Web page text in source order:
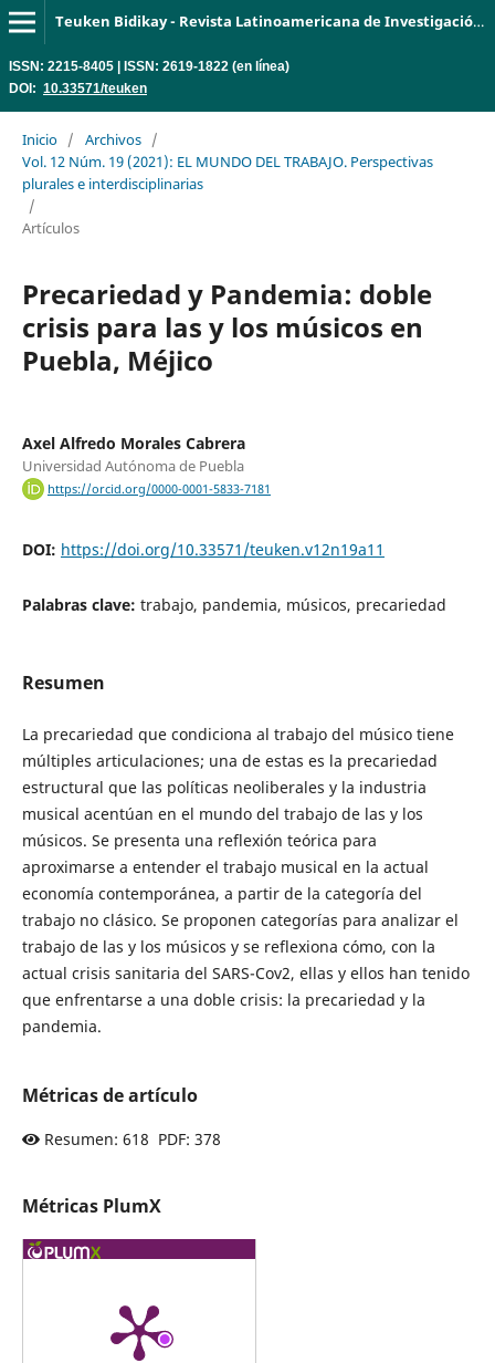
Teuken Bidikay - Revista Latinoamericana de Investigación en Organizaciones, Ambiente y Sociedad
ISSN: 2215-8405 | ISSN: 2619-1822 (en línea)
DOI: 10.33571/teuken
Inicio / Archivos /
Vol. 12 Núm. 19 (2021): EL MUNDO DEL TRABAJO. Perspectivas
plurales e interdisciplinarias
/
Artículos
Precariedad y Pandemia: doble
crisis para las y los músicos en
Puebla, Méjico
Axel Alfredo Morales Cabrera
Universidad Autónoma de Puebla
https://orcid.org/0000-0001-5833-7181
DOI: https://doi.org/10.33571/teuken.v12n19a11
Palabras clave: trabajo, pandemia, músicos, precariedad
Resumen
La precariedad que condiciona al trabajo del músico tiene
múltiples articulaciones; una de estas es la precariedad
estructural que las políticas neoliberales y la industria
musical acentúan en el mundo del trabajo de las y los
músicos. Se presenta una reflexión teórica para
aproximarse a entender el trabajo musical en la actual
economía contemporánea, a partir de la categoría del
trabajo no clásico. Se proponen categorías para analizar el
trabajo de las y los músicos y se reflexiona cómo, con la
actual crisis sanitaria del SARS-Cov2, ellas y ellos han tenido
que enfrentarse a una doble crisis: la precariedad y la
pandemia.
Métricas de artículo
Resumen: 618 PDF: 378
Métricas PlumX